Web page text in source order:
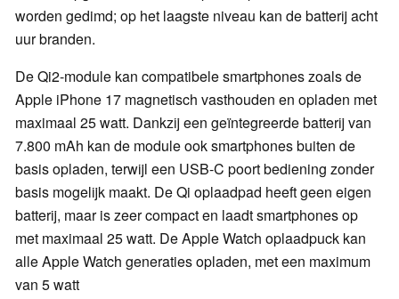
worden gedimd; op het laagste niveau kan de batterij acht
uur branden.
De Qi2-module kan compatibele smartphones zoals de
Apple iPhone 17 magnetisch vasthouden en opladen met
maximaal 25 watt. Dankzij een geïntegreerde batterij van
7.800 mAh kan de module ook smartphones buiten de
basis opladen, terwijl een USB-C poort bediening zonder
basis mogelijk maakt. De Qi oplaadpad heeft geen eigen
batterij, maar is zeer compact en laadt smartphones op
met maximaal 25 watt. De Apple Watch oplaadpuck kan
alle Apple Watch generaties opladen, met een maximum
van 5 watt